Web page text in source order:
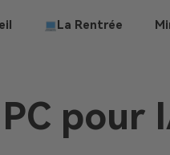
La Rentrée
pour